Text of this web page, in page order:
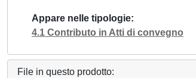
Appare nelle tipologie
4.1 Contributo in Atti di convegno
File in questo prodotto: